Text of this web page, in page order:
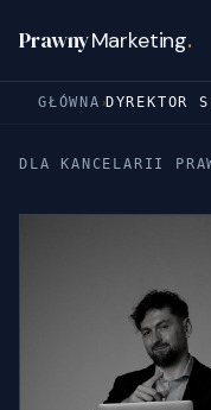
PrawnyMarketing.
GŁÓWNA ›DYREKTOR
DLA KANCELARII